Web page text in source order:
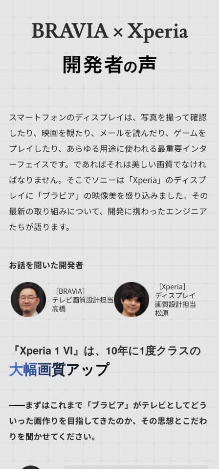
BRAVIA × Xperia
スマートフォンのディスプレイは、写真を撮って確認
したり、映画を観たり、メールを読んだり、ゲームを
プレイしたり、あらゆる用途に使われる最重要インタ
ーフェイスです。であればそれは美しい画質でなけれ
ばなりません。そこでソニーは「Xperia」のディスプ
レイに「ブラビア」の映像美を盛り込みました。その
最新の取り組みについて、開発に携わったエンジニア
たちが語ります。
お話を聞いた開発者
［BRAVIA］
テレビ画質設計担当
高橋
［Xperia］
ディスプレイ
画質設計担当
松原
『Xperia 1 VI』は、10年に1度クラスの
大幅画質アップ
まずはこれまで「ブラビア」がテレビとしてどう
いった画作りを目指してきたのか、その思想とこだわ
りを聞かせてください。